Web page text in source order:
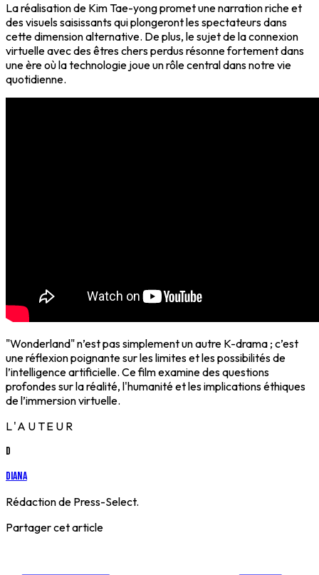
La réalisation de Kim Tae-yong promet unenarration richeet
desvisuels saisissantsqui plongeront les spectateurs dans
cette dimension alternative. De plus, le sujet de laconnexion
virtuelleavec des êtres chers perdus résonne fortement dans
une ère où la technologie joue un rôle central dans notre vie
quotidienne.
"Wonderland" n’est pas simplement un autre K-drama ; c’est
une réflexion poignante sur leslimites et les possibilitésde
l’intelligence artificielle. Ce film examine des questions
profondes sur la réalité, l'humanité et les implications éthiques
de l’immersion virtuelle.
L'AUTEUR
D
Diana
Rédaction de Press-Select.
Partager cet article